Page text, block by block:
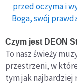
przed oczyma i
Boga, swój
Czym jest DEON
To nasz świeży
przestrzeni, w
tym jak najbardziej